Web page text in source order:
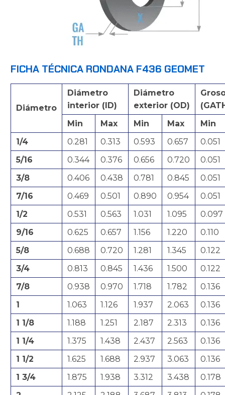
FICHA TÉCNICA RONDANA F436 GEOMET
Diámetro
Diámetro
interior (ID)
Diámetro
exterior (OD)
Min
Max Min Max
Min
1/4
0.281 0.313 0.593 0.657
0.051
5/16
0.344 0.376 0.656 0.720
0.051
3/8
0.406 0.438 0.781 0.845
0.051
7/16
0.469 0.501 0.890 0.954
0.051
1/2
0.531 0.563 1.031 1.095
0.097
9/16
0.625 0.657 1.156 1.220
0.110
5/8
0.688 0.720 1.281 1.345
0.122
3/4
0.813 0.845 1.436 1.500
0.122
7/8
0.938 0.970 1.718 1.782
0.136
1
1.063 1.126 1.937 2.063
0.136
1 1/8
1.188 1.251 2.187 2.313
0.136
1 1/4
1.375 1.438 2.437 2.563
0.136
1 1/2
1.625 1.688 2.937 3.063
0.136
1 3/4
1.875 1.938 3.312 3.438
0.178